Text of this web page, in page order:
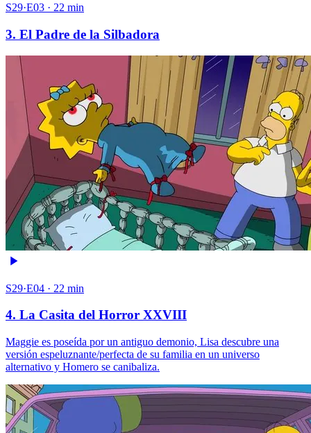
S29·E03 · 22 min
3. El Padre de la Silbadora
S29·E04 · 22 min
4. La Casita del Horror XXVIII
Maggie es poseída por un antiguo demonio, Lisa descubre una
versión espeluznante/perfecta de su familia en un universo
alternativo y Homero se canibaliza.